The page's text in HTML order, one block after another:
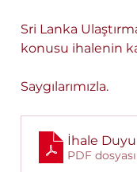
Sri Lanka
konusu ihalenin
Saygılarımızla.
İhale
PDF